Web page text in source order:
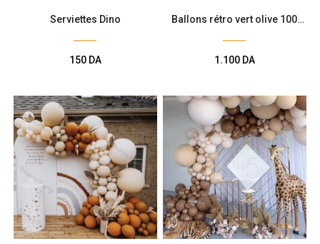
Serviettes Dino
150 DA
Ballons rétro vert olive 100
1.100 DA